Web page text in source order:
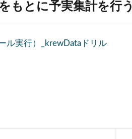
もとに予実集計を行う
ル実行）_krewDataドリル